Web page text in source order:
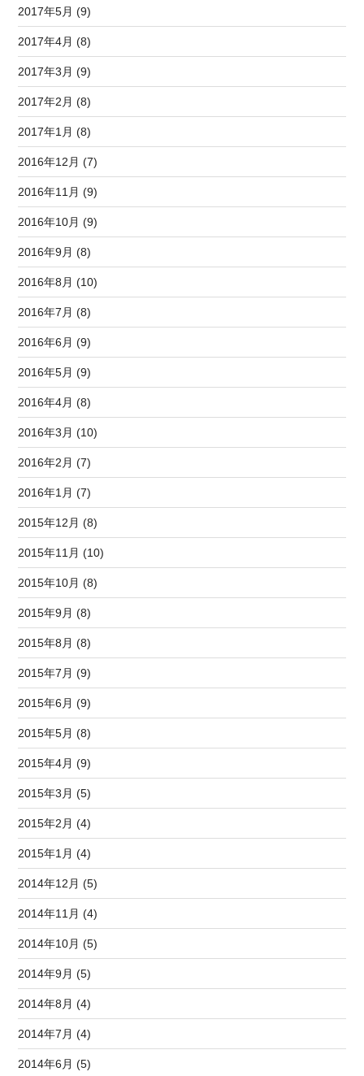
2017年5月 (9)
2017年4月 (8)
2017年3月 (9)
2017年2月 (8)
2017年1月 (8)
2016年12月 (7)
2016年11月 (9)
2016年10月 (9)
2016年9月 (8)
2016年8月 (10)
2016年7月 (8)
2016年6月 (9)
2016年5月 (9)
2016年4月 (8)
2016年3月 (10)
2016年2月 (7)
2016年1月 (7)
2015年12月 (8)
2015年11月 (10)
2015年10月 (8)
2015年9月 (8)
2015年8月 (8)
2015年7月 (9)
2015年6月 (9)
2015年5月 (8)
2015年4月 (9)
2015年3月 (5)
2015年2月 (4)
2015年1月 (4)
2014年12月 (5)
2014年11月 (4)
2014年10月 (5)
2014年9月 (5)
2014年8月 (4)
2014年7月 (4)
2014年6月 (5)